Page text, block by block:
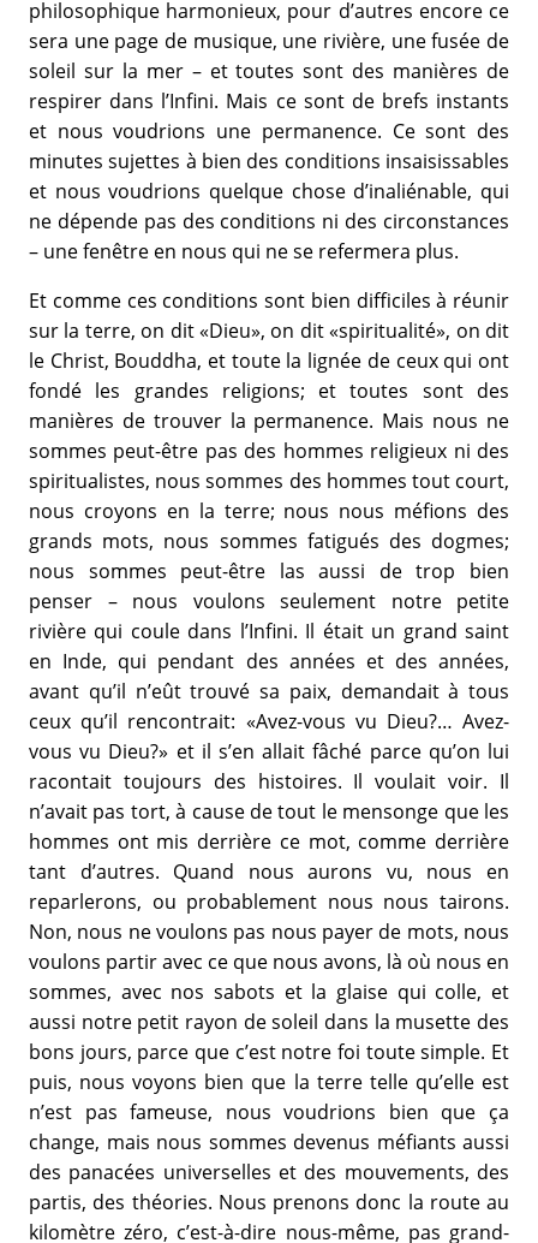
philosophique harmonieux, pour d’autres encore ce
sera une page de musique, une rivière, une fusée de
soleil sur la mer – et toutes sont des manières de
respirer dans l’Infini. Mais ce sont de brefs instants
et nous voudrions une permanence. Ce sont des
minutes sujettes à bien des conditions insaisissables
et nous voudrions quelque chose d’inaliénable, qui
ne dépende pas des conditions ni des circonstances
– une fenêtre en nous qui ne se refermera plus.
Et comme ces conditions sont bien difficiles à réunir
sur la terre, on dit «Dieu», on dit «spiritualité», on dit
le Christ, Bouddha, et toute la lignée de ceux qui ont
fondé les grandes religions; et toutes sont des
manières de trouver la permanence. Mais nous ne
sommes peut-être pas des hommes religieux ni des
spiritualistes, nous sommes des hommes tout court,
nous croyons en la terre; nous nous méfions des
grands mots, nous sommes fatigués des dogmes;
nous sommes peut-être las aussi de trop bien
penser – nous voulons seulement notre petite
rivière qui coule dans l’Infini. Il était un grand saint
en Inde, qui pendant des années et des années,
avant qu’il n’eût trouvé sa paix, demandait à tous
ceux qu’il rencontrait: «Avez-vous vu Dieu?… Avez-
vous vu Dieu?» et il s’en allait fâché parce qu’on lui
racontait toujours des histoires. Il voulait voir. Il
n’avait pas tort, à cause de tout le mensonge que les
hommes ont mis derrière ce mot, comme derrière
tant d’autres. Quand nous aurons vu, nous en
reparlerons, ou probablement nous nous tairons.
Non, nous ne voulons pas nous payer de mots, nous
voulons partir avec ce que nous avons, là où nous en
sommes, avec nos sabots et la glaise qui colle, et
aussi notre petit rayon de soleil dans la musette des
bons jours, parce que c’est notre foi toute simple. Et
puis, nous voyons bien que la terre telle qu’elle est
n’est pas fameuse, nous voudrions bien que ça
change, mais nous sommes devenus méfiants aussi
des panacées universelles et des mouvements, des
partis, des théories. Nous prenons donc la route au
kilomètre zéro, c’est-à-dire nous-même, pas grand-